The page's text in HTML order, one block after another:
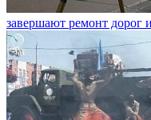
завершают ремонт дорог